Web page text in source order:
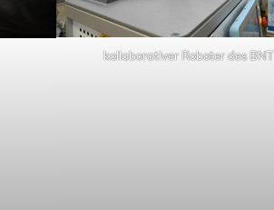
kollaborativer Roboter des BNT